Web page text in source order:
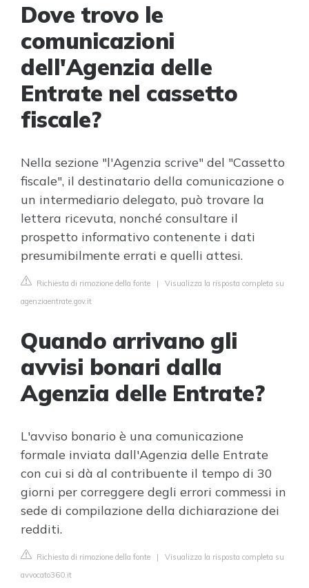
Dove trovo le
comunicazioni
dell'Agenzia delle
Entrate nel cassetto
fiscale?
Nella sezione "l'Agenzia scrive" del "Cassetto
fiscale", il destinatario della comunicazione o
un intermediario delegato, può trovare la
lettera ricevuta, nonché consultare il
prospetto informativo contenente i dati
presumibilmente errati e quelli attesi.
Richiesta di rimozione della fonte | Visualizza la risposta completa su
agenziaentrate.gov.it
Quando arrivano gli
avvisi bonari dalla
Agenzia delle Entrate?
L'avviso bonario è una comunicazione
formale inviata dall'Agenzia delle Entrate
con cui si dà al contribuente il tempo di 30
giorni per correggere degli errori commessi in
sede di compilazione della dichiarazione dei
redditi.
Richiesta di rimozione della fonte | Visualizza la risposta completa su
avvocato360.it